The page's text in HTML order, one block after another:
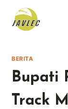
content
BERITA
Bupati
Track